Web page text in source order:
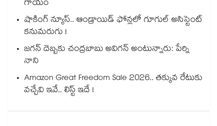
గాయం
షాకింగ్ న్యూస్.. ఆండ్రాయిడ్ ఫోన్లలో గూగుల్ అసిస్టెంట్
కనుమరుగు !
జగన్ దెబ్బకు చంద్రబాబు అవిగన్ అంటున్నారు: పేర్ని
నాని
Amazon Great Freedom Sale 2026.. తక్కువ రేటుకు
వచ్చేవి ఇవే.. లిస్ట్ ఇదే !